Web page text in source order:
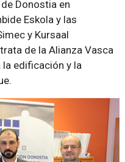
Donostia en
Eskola y las
y Kursaal
de la Alianza Vasca
edificación y la